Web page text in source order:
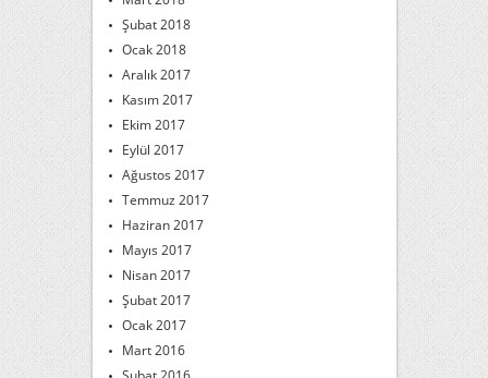
Şubat 2018
Ocak 2018
Aralık 2017
Kasım 2017
Ekim 2017
Eylül 2017
Ağustos 2017
Temmuz 2017
Haziran 2017
Mayıs 2017
Nisan 2017
Şubat 2017
Ocak 2017
Mart 2016